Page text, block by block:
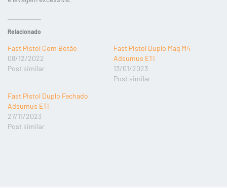
Relacionado
Fast Pistol Com Botão
08/12/2022
Post similar
Fast Pistol Duplo Mag M4
Adsumus ETI
13/01/2023
Post similar
Fast Pistol Duplo Fechado
Adsumus ETI
27/11/2023
Post similar